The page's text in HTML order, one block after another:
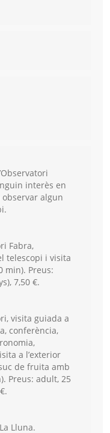
interès en
observar algun
Fabra,
telescopi i visita
min). Preus:
7,50 €.
visita guiada a
conferència,
a l’exterior
de fruita amb
Preus: adult, 25
La Lluna.